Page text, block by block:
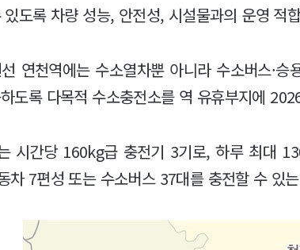
있도록 차량 성능, 안전성, 시설물과의 운영 적
연천역에는 수소열차뿐 아니라 수소버스·
도록 다목적 수소충전소를 역 유휴부지에
시간당 160kg급 충전기 3기로, 하루 최대
차 7편성 또는 수소버스 37대를 충전할 수 있